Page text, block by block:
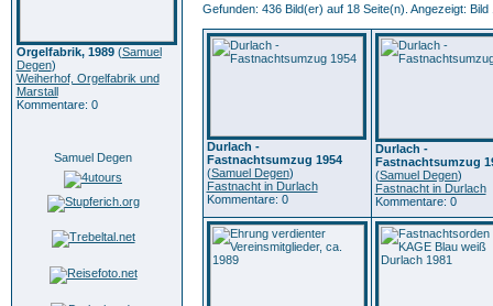
Orgelfabrik, 1989(Samuel
Degen)
Weiherhof, Orgelfabrik und
Marstall
Kommentare: 0
Samuel Degen
Gefunden: 436 Bild(er) auf 18 Seite(n). Angezeigt: Bild
Durlach -
Fastnachtsumzug 1954
(Samuel Degen)
Fastnacht in Durlach
Kommentare: 0
Durlach -
Fastnachtsumzug
(Samuel Degen)
Fastnacht in Durlach
Kommentare: 0